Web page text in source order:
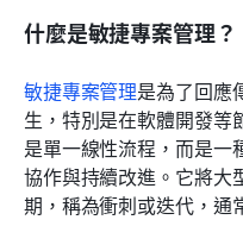
什麼是敏捷專案管理？
敏捷專案管理是為了回應
生，特別是在軟體開發等
是單一線性流程，而是一
協作與持續改進。它將大
期，稱為衝刺或迭代，通